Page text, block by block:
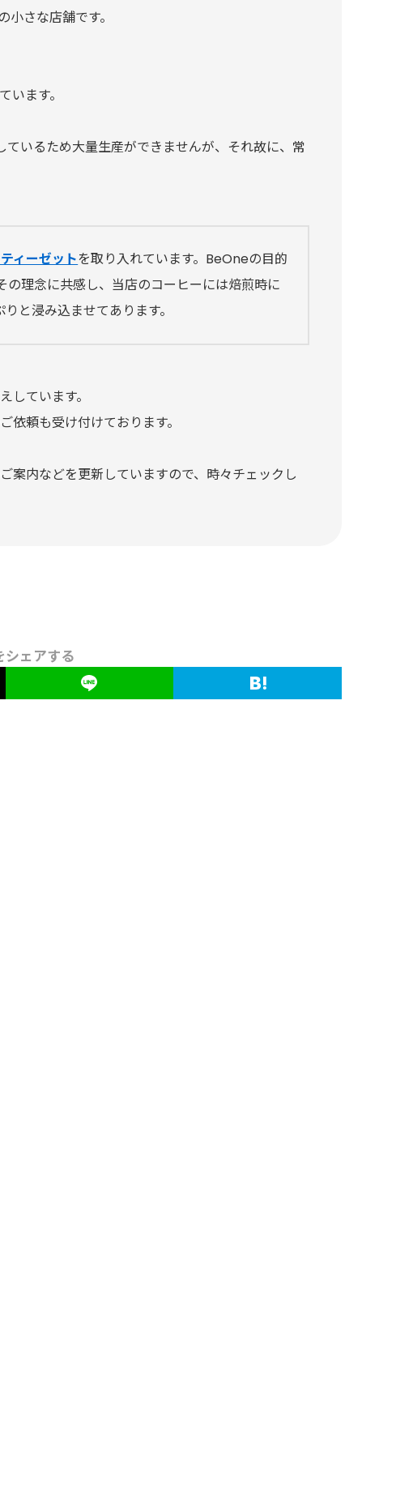
さな店舗です。
ます。
いるため大量生産ができませんが、それ故に、常
ィーゼットを取り入れています。BeOneの目的
理念に共感し、当店のコーヒーには焙煎時に
と浸み込ませてあります。
しています。
依頼も受け付けております。
案内などを更新していますので、時々チェックし
シェアする